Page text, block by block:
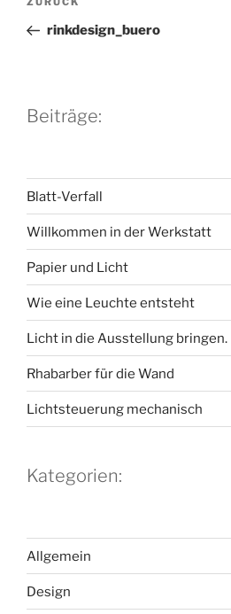
Vorheriger
Beitrag
rinkdesign_buero
Beiträge:
Blatt-Verfall
Willkommen in der Werkstatt
Papier und Licht
Wie eine Leuchte entsteht
Licht in die Ausstellung bringen.
Rhabarber für die Wand
Lichtsteuerung mechanisch
Kategorien:
Allgemein
Design